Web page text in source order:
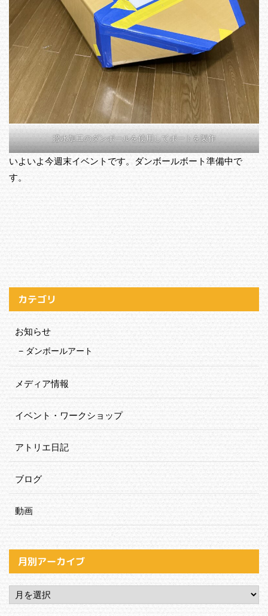
撥水加工のダンボールを使用してボートを製作
いよいよ今週末イベントです。ダンボールボート準備中で
す。
カテゴリ
お知らせ
ダンボールアート
メディア情報
イベント・ワークショップ
アトリエ日記
ブログ
動画
月別アーカイブ